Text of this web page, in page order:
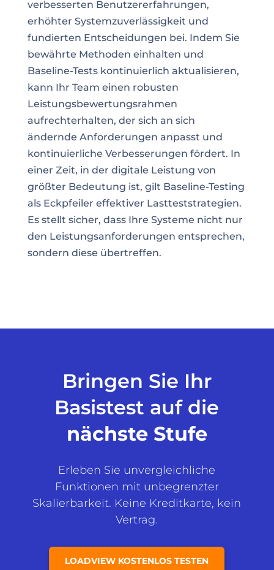
verbesserten Benutzererfahrungen,
erhöhter Systemzuverlässigkeit und
fundierten Entscheidungen bei. Indem Sie
bewährte Methoden einhalten und
Baseline-Tests kontinuierlich aktualisieren,
kann Ihr Team einen robusten
Leistungsbewertungsrahmen
aufrechterhalten, der sich an sich
ändernde Anforderungen anpasst und
kontinuierliche Verbesserungen fördert. In
einer Zeit, in der digitale Leistung von
größter Bedeutung ist, gilt Baseline-Testing
als Eckpfeiler effektiver Lastteststrategien.
Es stellt sicher, dass Ihre Systeme nicht nur
den Leistungsanforderungen entsprechen,
sondern diese übertreffen.
Bringen Sie Ihr
Basistest auf die
nächste Stufe
Erleben Sie unvergleichliche
Funktionen mit unbegrenzter
Skalierbarkeit. Keine Kreditkarte, kein
Vertrag.
LOADVIEW KOSTENLOS TESTEN